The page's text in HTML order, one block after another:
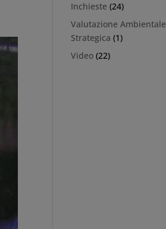
Inchieste (24)
Valutazione Ambientale
Strategica (1)
Video (22)